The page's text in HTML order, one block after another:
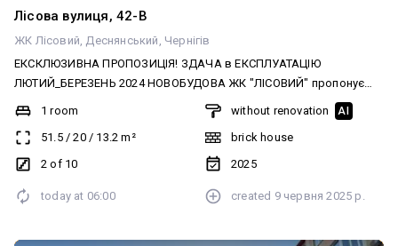
Лісова вулиця, 42-В
ЖК Лісовий Деснянський Чернігів
ЕКСКЛЮЗИВНА ПРОПОЗИЦІЯ! ЗДАЧА в ЕКСПЛУАТАЦІЮ
ЛЮТИЙ_БЕРЕЗЕНЬ 2024 НОВОБУДОВА ЖК "ЛІСОВИЙ" пропонує
продаж квартири на 2 поверсі 10ти поверхового цегляного
будинку Квартира площею 51,5м² має простору кімнату - 20м² та
кухню - 13,2м². Ремонту немає, звичайне оздоблення
будівельниками після будівництва: стяжка, шпаклювання стін.
нержавійка, потужністю 24кВт, двоконтурний, управління
тип, Д*В - 500х500 мм, теплова потужність - 560 Вт, тип
1 room
51.5/20/ 13.2 m²
2 of 10
without renovation AI
brick house
2025
today at 06:00 created 9 червня 2025 р.